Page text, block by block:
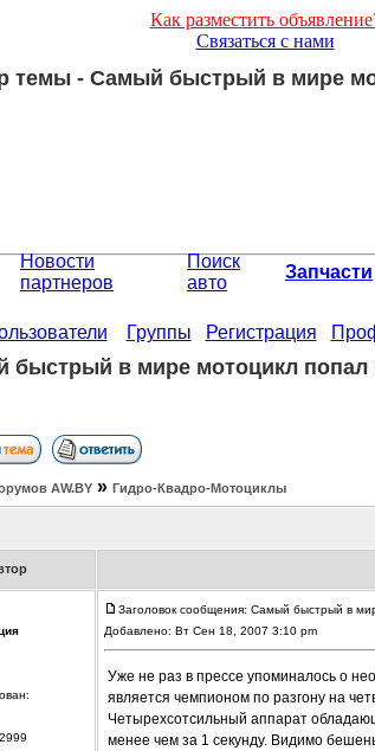
Как разместить
Связаться с нами
темы - Самый быстрый в мире
Новости
партнеров
Поиск
авто
Запчасти
Группы Регистрация
быстрый в мире мотоцикл попал
АW.BY» Гидро-Квадро-Мотоциклы
Заголовок сообщения: Самый быстрый в
Добавлено: Вт Сен 18, 2007 3:10 pm
Уже не раз в прессе упоминалось о
является чемпионом по разгону на
Четырехсотсильный аппарат
менее чем за 1 секунду. Видимо